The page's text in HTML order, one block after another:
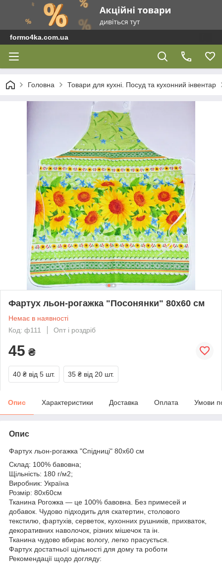
formo4ka.com.ua
Головна Товари для кухні. Посуд та кухонний інвентар
Фартух льон-рогажка "Посонянки" 80х60 см
Немає в наявності
Код: ф111
Опт і роздріб
45 ₴
40 ₴ від 5 шт. 35 ₴ від 20 шт.
Опис Характеристики Доставка Оплата Умови
Опис
Фартух льон-рогажка "Спідниці" 80х60 см
Склад: 100% бавовна;
Щільність: 180 г/м2;
Виробник: Україна
Розмір: 80х60см
Тканина Рогожка — це 100% бавовна. Без примесей и
добавок. Чудово підходить для скатертин, столового
текстилю, фартухів, серветок, кухонних рушників, прихваток,
декоративних наволочок, різних мішечок та ін.
Тканина чудово вбирає вологу, легко прасується.
Фартух достатньої щільності для дому та роботи
Рекомендації щодо догляду: